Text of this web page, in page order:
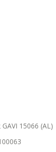
15066 (AL)